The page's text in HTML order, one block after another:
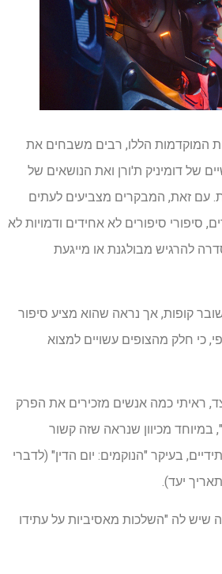
המוקדמות הללו, רבים משבחים את
של דומיניק ת'ורן ואת הנושאים של
עם זאת, המבקרים מצביעים לעתים
סיפורי סיפורים לא אחידים ודמויות לא
להרגיש מבולגנת או מייגעת
קופות, אך נראה שהוא מציע סיפור
כי חלק מהצופים עשויים למצוא
ראיתי כמה אנשים מזכירים את הפרק
במיוחד מכיוון שנראה שזה קשור
בעיקר "הנוקמים: יום הדין" (לדברי
יעד).
שיש לה "השלכות מאסיביות על עתידו